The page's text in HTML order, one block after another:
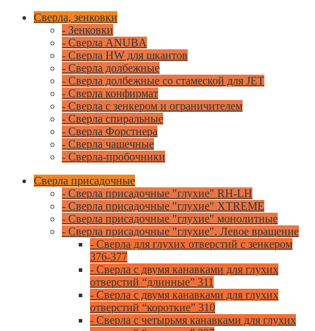
Сверла, зенковки
- Зенковки
- Сверла ANUBA
- Сверла HW для шкантов
- Сверла долбежные
- Сверла долбежные со стамеской для JET
- Сверла конфирмат
- Сверла с зенкером и ограничителем
- Сверла спиральные
- Сверла Форстнера
- Сверла чашечные
- Сверла-пробочники
Сверла присадочные
- Сверла присадочные "глухие" RH-LH
- Сверла присадочные "глухие" XTREME
- Сверла присадочные "глухие" монолитные
- Сверла присадочные "глухие". Левое вращение
- Сверла для глухих отверстий с зенкером
376-377
- Сверла с двумя канавками для глухих
отверстий “длинные” 311
- Сверла с двумя канавками для глухих
отверстий “короткие” 310
- Сверла с четырьмя канавками для глухих